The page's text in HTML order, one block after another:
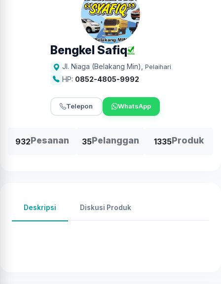
Bengkel Safiq
Jl. Niaga (Belakang Min) Pelaihari
HP: 0852-4805-9992
Telepon WhatsApp
932Pesanan 35Pelanggan 1335Produk
Deskripsi Diskusi Produk